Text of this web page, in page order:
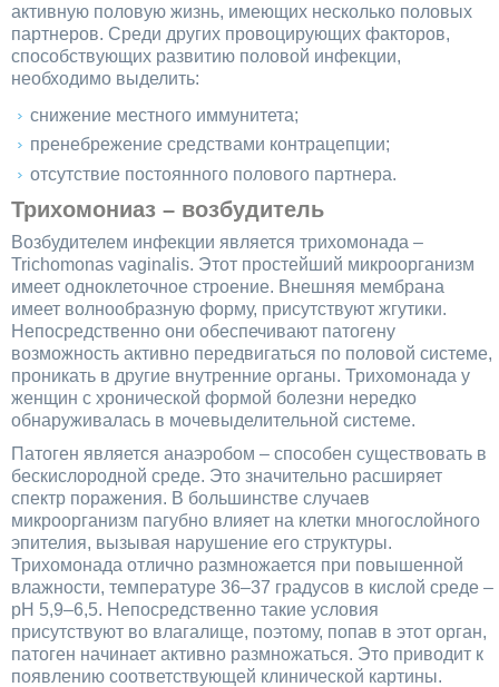
активную половую жизнь, имеющих несколько половых
партнеров. Среди других провоцирующих факторов,
способствующих развитию половой инфекции,
необходимо выделить:
снижение местного иммунитета;
пренебрежение средствами контрацепции;
отсутствие постоянного полового партнера.
Трихомониаз – возбудитель
Возбудителем инфекции является трихомонада –
Trichomonas vaginalis. Этот простейший микроорганизм
имеет одноклеточное строение. Внешняя мембрана
имеет волнообразную форму, присутствуют жгутики.
Непосредственно они обеспечивают патогену
возможность активно передвигаться по половой системе,
проникать в другие внутренние органы. Трихомонада у
женщин с хронической формой болезни нередко
обнаруживалась в мочевыделительной системе.
Патоген является анаэробом – способен существовать в
бескислородной среде. Это значительно расширяет
спектр поражения. В большинстве случаев
микроорганизм пагубно влияет на клетки многослойного
эпителия, вызывая нарушение его структуры.
Трихомонада отлично размножается при повышенной
влажности, температуре 36–37 градусов в кислой среде –
рН 5,9–6,5. Непосредственно такие условия
присутствуют во влагалище, поэтому, попав в этот орган,
патоген начинает активно размножаться. Это приводит к
появлению соответствующей клинической картины.